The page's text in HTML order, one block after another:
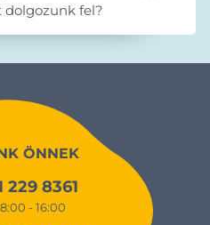
dolgozunk fel?
ÖNNEK
229 8361
- 16:00